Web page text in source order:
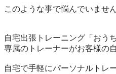
このような事で悩んでいませ
自宅出張トレーニング「おう
専属のトレーナーがお客様の
自宅で手軽にパーソナルトレ